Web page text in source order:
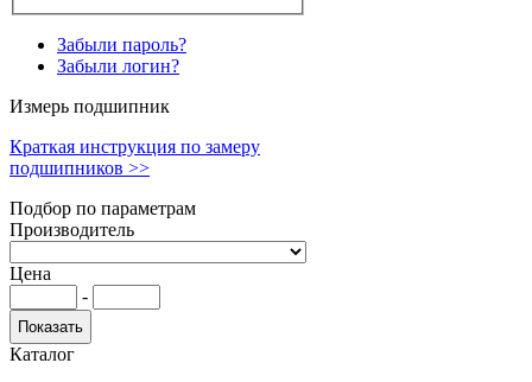
Забыли пароль?
Забыли логин?
Измерь подшипник
Краткая инструкция по замеру
подшипников >>
Подбор по параметрам
Производитель
Цена
-
Каталог